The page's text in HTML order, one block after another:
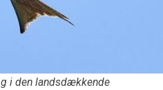
i den landsdækkende